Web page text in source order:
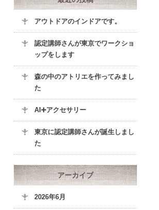
アウトドアのインドアです。
認定講師さんが東京でワークショ
ップをします
森の中のアトリエを作ってみまし
た
AI➕アクセサリー
東京に認定講師さんが誕生しまし
た
アーカイブ
2026年6月